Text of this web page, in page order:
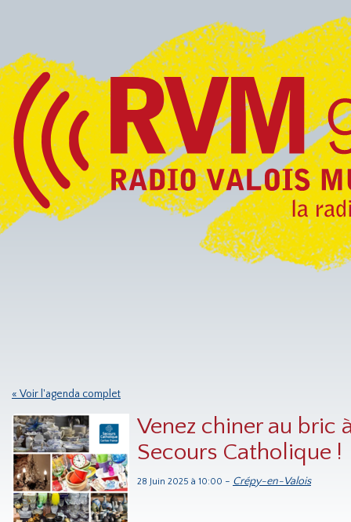
« Voir l'agenda complet
Venez chiner au bric
Secours Catholique !
28 Juin 2025 à 10:00 - Crépy-en-Valois